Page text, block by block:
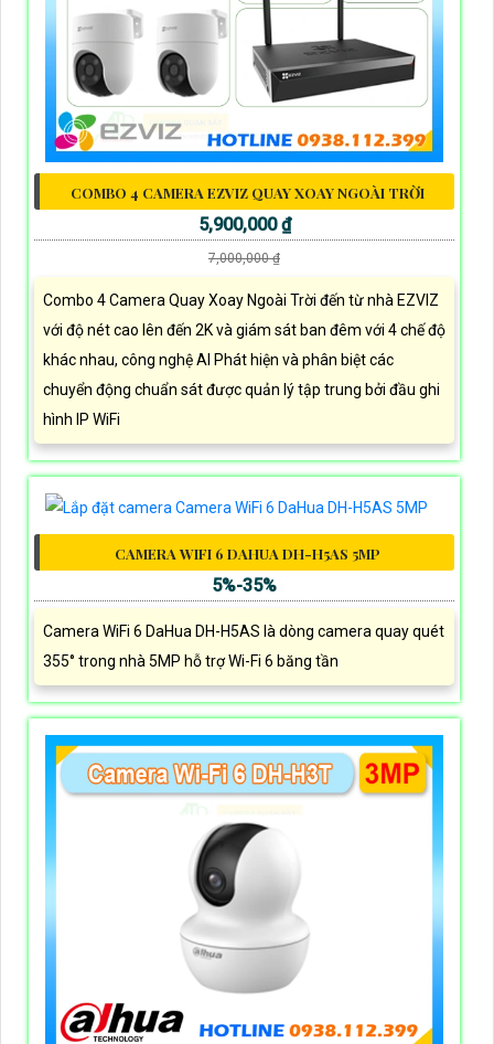
COMBO 4 CAMERA EZVIZ QUAY XOAY NGOÀI TRỜI
5,900,000 ₫
7,000,000 ₫
Combo 4 Camera Quay Xoay Ngoài Trời đến từ nhà EZVIZ
với độ nét cao lên đến 2K và giám sát ban đêm với 4 chế độ
khác nhau, công nghệ AI Phát hiện và phân biệt các
chuyển động chuẩn sát được quản lý tập trung bởi đầu ghi
hình IP WiFi
CAMERA WIFI 6 DAHUA DH-H5AS 5MP
5%-35%
Camera WiFi 6 DaHua DH-H5AS là dòng camera quay quét
355° trong nhà 5MP hỗ trợ Wi-Fi 6 băng tần